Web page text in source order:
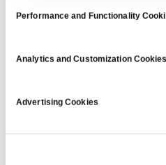
Performance and Functionality
Analytics and Customization Cookies
Advertising Cookies
승인하며, 컨트롤러·프로세서가 자발적